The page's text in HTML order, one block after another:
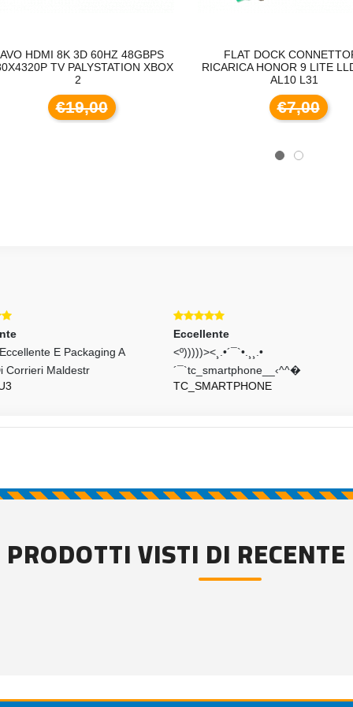
HDMI 8K 3D 60HZ 48GBPS
TV PALYSTATION XBOX
€19,00
FLAT DOCK
RICARICA HONOR 9 LITE
AL10 L31
€7,00
Eccellente
<º)))))><¸.•´¯`•.¸¸.•
´¯`tc_smartphone__‹^^�
TC_SMARTPHONE
Eccellente
Non é Ancora
Dico Nulla
IT-PEC3
PRODOTTI VISTI DI RECENTE